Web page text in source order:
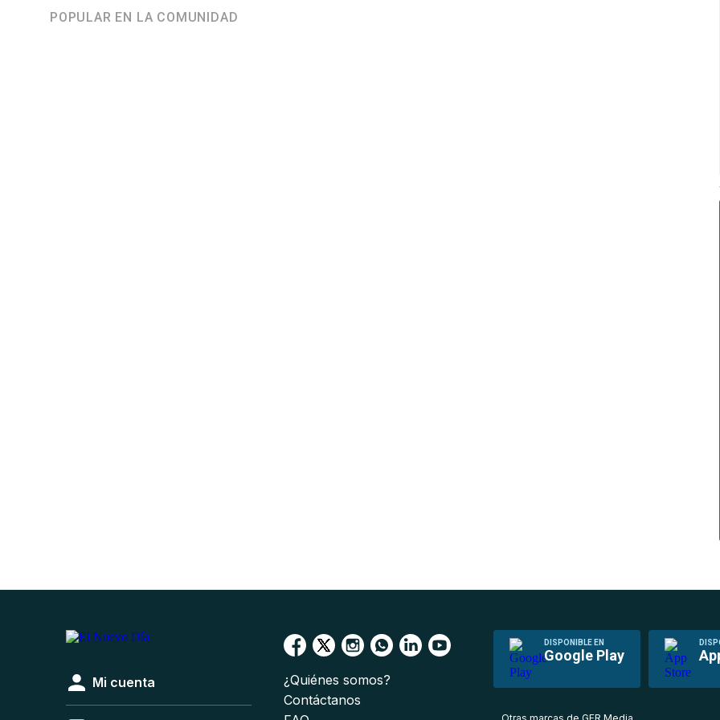
POPULAR EN LA COMUNIDAD
DISPONIBLE EN
Google Play
Mi cuenta
¿Quiénes somos?
Contáctanos